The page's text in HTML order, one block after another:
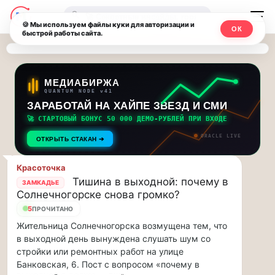
Последние
новости
и
обновления
потока:
Друзья,
приглашаем
на
музыкальную
прогулку
по
Москве
Чайковского!…
Друзья,
приглашаем
на
музыкальную
Москвичи.net
—
Главный
столичный
чат-
мессенджер,
новости
и
инсайды
Москвы
🔍
МЕДИАБИРЖА
QUANTUM NODE v41
ЗАРАБОТАЙ НА ХАЙПЕ ЗВЕЗД И СМИ
🚀 СТАРТОВЫЙ БОНУС 50 000 ДЕМО-РУБЛЕЙ ПРИ ВХОДЕ
ОТКРЫТЬ СТАКАН ➔ ORACLE LIVE
Красоточка
ЗАМКАДЬЕ
Тишина в выходной: почему в
Солнечногорске снова громко?
5ПРОЧИТАНО
Жительница Солнечногорска возмущена тем, что
в выходной день вынуждена слушать шум со
стройки или ремонтных работ на улице
Банковская, 6. Пост с вопросом «почему в
🍪 Мы используем файлы куки для авторизации и
быстрой работы сайта.
ОК